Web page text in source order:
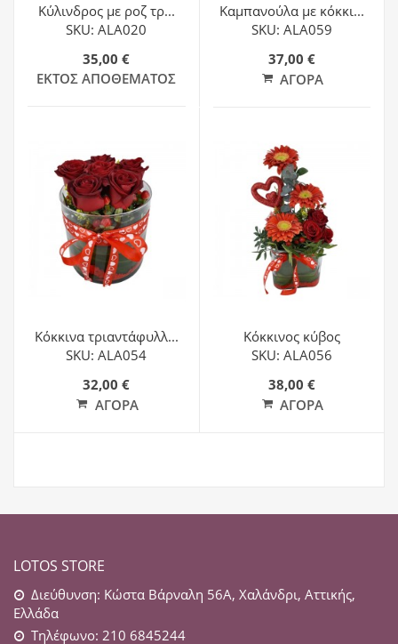
Κύλινδρος με ροζ τρ...
SKU: ALA020
35,00 €
ΕΚΤΌΣ ΑΠΟΘΈΜΑΤΟΣ
Καμπανούλα με κόκκι...
SKU: ALA059
37,00 €
ΑΓΟΡΆ
Κόκκινα τριαντάφυλλ...
SKU: ALA054
32,00 €
ΑΓΟΡΆ
Κόκκινος κύβος
SKU: ALA056
38,00 €
ΑΓΟΡΆ
LOTOS STORE
Διεύθυνση: Κώστα Βάρναλη 56Α, Χαλάνδρι, Αττικής,
Ελλάδα
Τηλέφωνο: 210 6845244